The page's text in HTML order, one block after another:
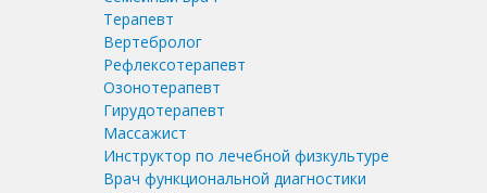
Терапевт
Вертебролог
Рефлексотерапевт
Озонотерапевт
Гирудотерапевт
Массажист
Инструктор по лечебной физкультуре
Врач функциональной диагностики